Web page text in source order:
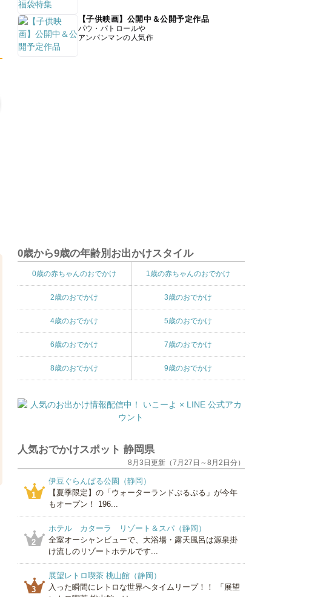
【子供映画】公開中＆公開予定作品
パウ・パトロールや
アンパンマンの人気作
0歳から9歳の年齢別お出かけスタイル
0歳の赤ちゃんのおでかけ 1歳の赤ちゃんのおでかけ
2歳のおでかけ 3歳のおでかけ
4歳のおでかけ 5歳のおでかけ
6歳のおでかけ 7歳のおでかけ
8歳のおでかけ 9歳のおでかけ
人気おでかけスポット 静岡県
8月3日更新（7月27日～8月2日分）
1
伊豆ぐらんぱる公園（静岡）
【夏季限定】の「ウォーターランドぷるぷる」が今年
もオープン！ 196...
2
ホテル カターラ リゾート＆スパ（静岡）
全室オーシャンビューで、大浴場・露天風呂は源泉掛
け流しのリゾートホテルです...
3
展望レトロ喫茶 桃山館（静岡）
入った瞬間にレトロな世界へタイムリープ！！ 「展望